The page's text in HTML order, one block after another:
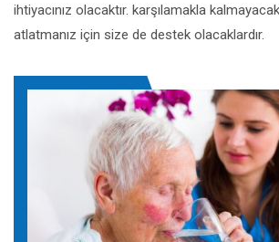
ihtiyacınız olacaktır. karşılamakla
atlatmanız için size de destek olacaklardır.